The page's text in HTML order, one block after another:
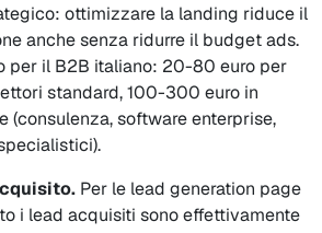
ottimizzare la landing riduce il
anche senza ridurre il budget ads.
per il B2B italiano: 20-80 euro per
standard, 100-300 euro in
(consulenza, software enterprise,
Per le lead generation page
i lead acquisiti sono effettivamente